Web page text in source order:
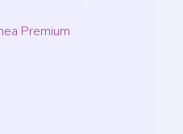
Premium